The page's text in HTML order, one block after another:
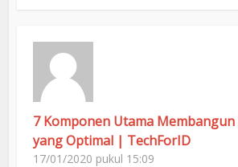
7 Komponen Utama Membangun
yang Optimal | TechForID
17/01/2020 pukul 15:09